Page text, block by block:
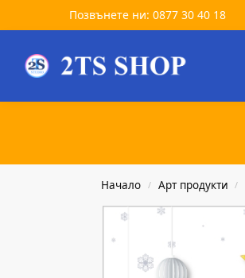
Позвънете ни: 0877 30 40 18
Търсене
Начало / Арт продукти /